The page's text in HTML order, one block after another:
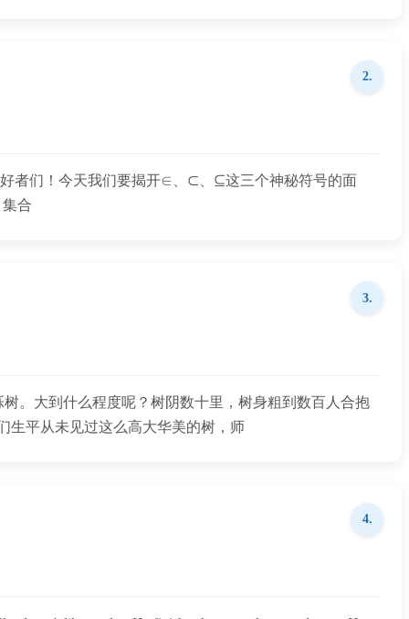
2.
者们！今天我们要揭开∈、⊂、⊆这三个神秘符号的面
合
3.
。大到什么程度呢？树阴数十里，树身粗到数百人合抱
生平从未见过这么高大华美的树，师
4.